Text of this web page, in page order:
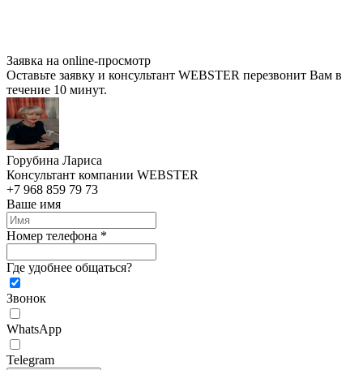
Заявка на online-просмотр
Оставьте заявку и консультант WEBSTER перезвонит Вам в
течение 10 минут.
Горубина Лариса
Консультант компании WEBSTER
+7 968 859 79 73
Ваше имя
Номер телефона *
Где удобнее общаться?
Звонок
WhatsApp
Telegram